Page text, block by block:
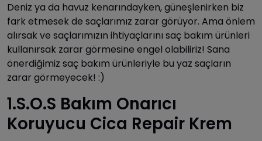
Deniz ya da havuz kenarındayken, güneşlenirken biz
fark etmesek de saçlarımız zarar görüyor. Ama önlem
alırsak ve saçlarımızın ihtiyaçlarını saç bakım ürünleri
kullanırsak zarar görmesine engel olabiliriz! Sana
önerdiğimiz saç bakım ürünleriyle bu yaz saçların
zarar görmeyecek! :)
1.S.O.S Bakım Onarıcı
Koruyucu Cica Repair Krem